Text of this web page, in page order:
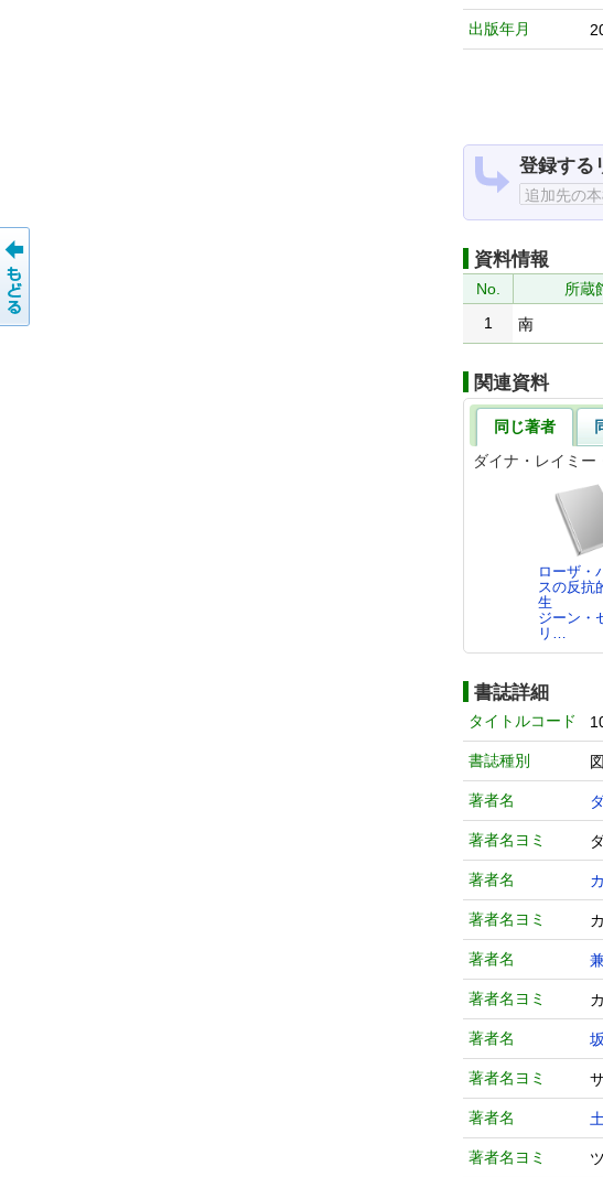
出版年月
登録する
資料情報
No. 所蔵
1
南
関連資料
同じ著者
ダイナ・レイミ
ローザ・
スの反抗
生
ジーン・
リ…
書誌詳細
タイトルコード
書誌種別
著者名
著者名ヨミ
著者名
著者名ヨミ
著者名
著者名ヨミ
著者名
著者名ヨミ
著者名
著者名ヨミ